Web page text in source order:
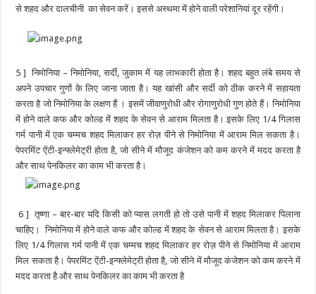
से शहद और दालचीनी का सेवन करें। इससे अस्थमा में होने वाली परेशानियां दूर रहेंगी।
5 ] निमोनिया – निमोनिया, सर्दी, जुकाम में यह लाभकारी होता है। शहद बहुत लंबे समय से
अपने उपचार गुणों के लिए जाना जाता है। यह खांसी और सर्दी को ठीक करने में सहायता
करता है जो निमोनिया के लक्षण हैं । इसमें जीवाणुरोधी और रोगाणुरोधी गुण होते हैं। निमोनिया
में होने वाले कफ और कोल्ड में शहद के सेवन से आराम मिलता है। इसके लिए 1/4 गिलास
गर्म पानी में एक चम्मच शहद मिलाकर हर रोज़ पीने से निमोनिया में आराम मिल सकता है।
पेपरमिंट ऐंटी-इन्फ्लेमेट्री होता है, जो सीने में मौजूद कंजेशन को कम करने में मदद करता है
और साथ पेनकिलर का काम भी करता है।
6 ] तृष्णा – बार-बार यदि किसी को प्यास लगती हो तो उसे पानी में शहद मिलाकर पिलाना
चाहिए। निमोनिया में होने वाले कफ और कोल्ड में शहद के सेवन से आराम मिलता है। इसके
लिए 1/4 गिलास गर्म पानी में एक चम्मच शहद मिलाकर हर रोज़ पीने से निमोनिया में आराम
मिल सकता है। पेपरमिंट ऐंटी-इन्फ्लेमेट्री होता है, जो सीने में मौजूद कंजेशन को कम करने में
मदद करता है और साथ पेनकिलर का काम भी करता है